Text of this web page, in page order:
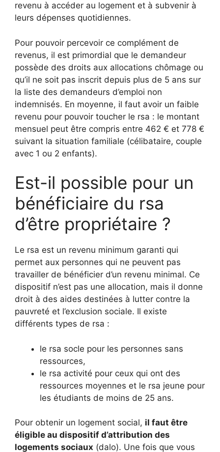
revenu à accéder au logement et à subvenir à
leurs dépenses quotidiennes.
Pour pouvoir percevoir ce complément de
revenus, il est primordial que le demandeur
possède des droits aux allocations chômage ou
qu’il ne soit pas inscrit depuis plus de 5 ans sur
la liste des demandeurs d’emploi non
indemnisés. En moyenne, il faut avoir un faible
revenu pour pouvoir toucher le rsa : le montant
mensuel peut être compris entre 462 € et 778 €
suivant la situation familiale (célibataire, couple
avec 1 ou 2 enfants).
Est-il possible pour un
bénéficiaire du rsa
d’être propriétaire ?
Le rsa est un revenu minimum garanti qui
permet aux personnes qui ne peuvent pas
travailler de bénéficier d’un revenu minimal. Ce
dispositif n’est pas une allocation, mais il donne
droit à des aides destinées à lutter contre la
pauvreté et l’exclusion sociale. Il existe
différents types de rsa :
le rsa socle pour les personnes sans
ressources,
le rsa activité pour ceux qui ont des
ressources moyennes et le rsa jeune pour
les étudiants de moins de 25 ans.
Pour obtenir un logement social, il faut être
éligible au dispositif d’attribution des
logements sociaux (dalo). Une fois que vous